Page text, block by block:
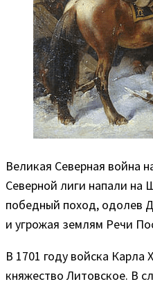
Великая Северная война
Северной лиги напали
победный поход, одолев
и угрожая землям Речи
В 1701 году войска
княжество Литовское. В